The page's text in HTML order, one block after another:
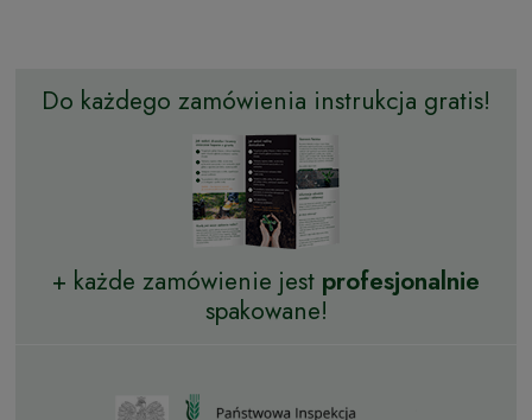
Do każdego zamówienia instrukcja gratis!
+ każde zamówienie jest profesjonalnie
spakowane!